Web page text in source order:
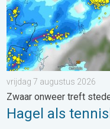
vrijdag 7 augustus 2026
Zwaar onweer treft
Hagel als